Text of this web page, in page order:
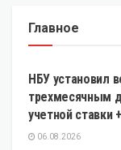
Главное
ЭКОНОМИКА
НБУ установил
трехмесячным
учетной ставки
06.08.2026